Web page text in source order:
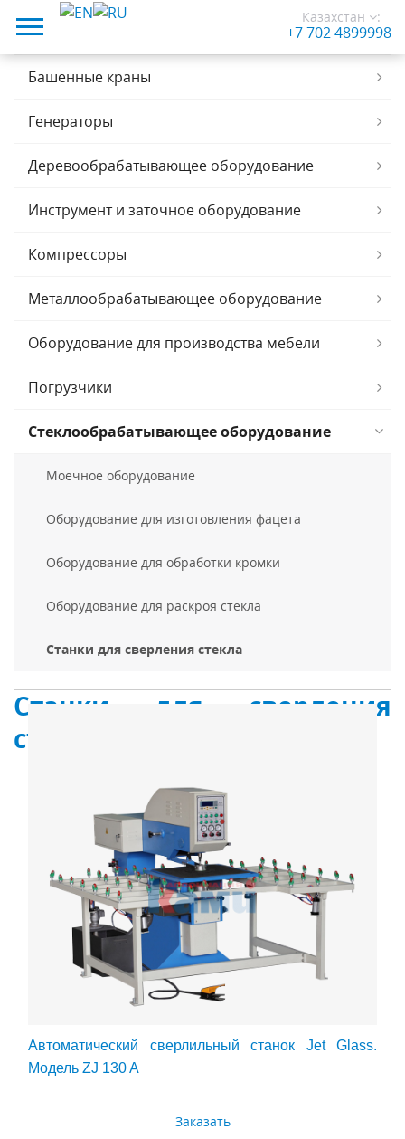
Казахстан
+7 702 4899998
:
Башенные краны
Генераторы
Деревообрабатывающее оборудование
Инструмент и заточное оборудование
Компрессоры
Металлообрабатывающее оборудование
Оборудование для производства мебели
Погрузчики
Стеклообрабатывающее оборудование
Моечное оборудование
Оборудование для изготовления фацета
Оборудование для обработки кромки
Оборудование для раскроя стекла
Станки для сверления стекла
Станки для сверления
стекла
Автоматический сверлильный станок Jet Glass.
Модель ZJ 130 A
Заказать